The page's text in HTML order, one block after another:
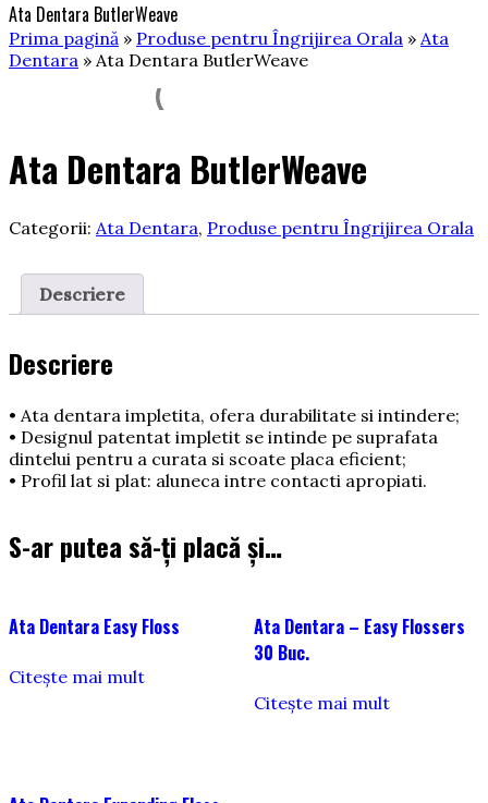
Ata Dentara ButlerWeave
Prima pagină » Produse pentru Îngrijirea Orala » Ata
Dentara » Ata Dentara ButlerWeave
Ata Dentara ButlerWeave
Categorii: Ata Dentara, Produse pentru Îngrijirea Orala
Descriere
Descriere
• Ata dentara impletita, ofera durabilitate si intindere;
• Designul patentat impletit se intinde pe suprafata
dintelui pentru a curata si scoate placa eficient;
• Profil lat si plat: aluneca intre contacti apropiati.
S-ar putea să-ți placă și…
Ata Dentara Easy Floss
Citește mai mult
Ata Dentara – Easy Flossers
30 Buc.
Citește mai mult